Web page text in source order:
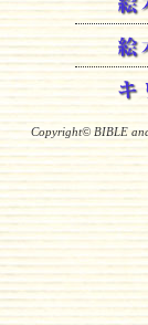
Copyright© BIBLE